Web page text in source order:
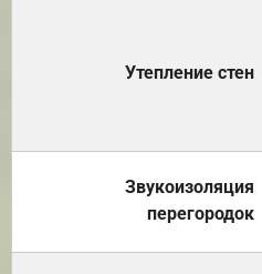
Утепление стен
Звукоизоляция
перегородок